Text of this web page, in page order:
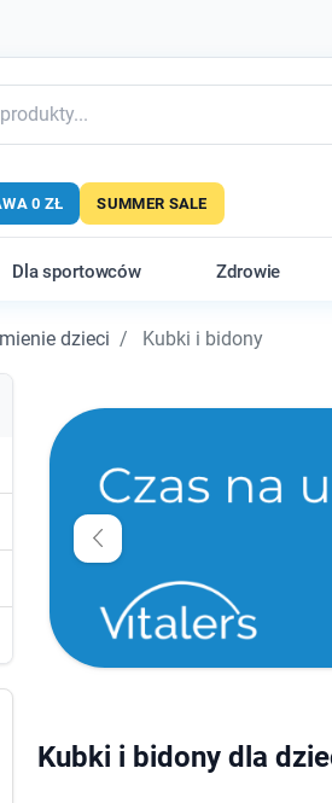
0 ZŁ SUMMER SALE
Dla sportowców Zdrowie
dzieci Kubki i bidony
Kubki i bidony dla